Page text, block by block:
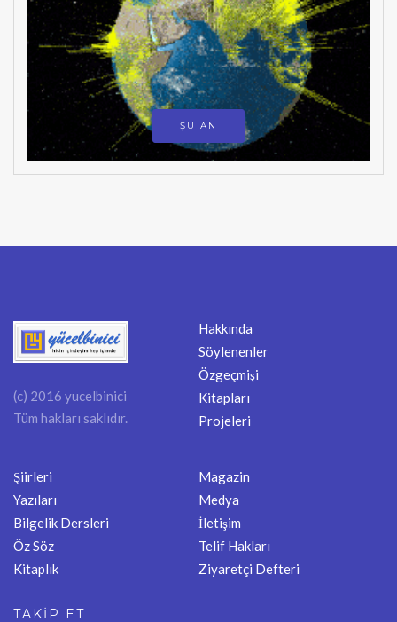
ŞU AN
(c) 2016 yucelbinici
Tüm hakları saklıdır.
Hakkında
Söylenenler
Özgeçmişi
Kitapları
Projeleri
Şiirleri
Yazıları
Bilgelik Dersleri
Öz Söz
Kitaplık
Magazin
Medya
İletişim
Telif Hakları
Ziyaretçi Defteri
TAKİP ET